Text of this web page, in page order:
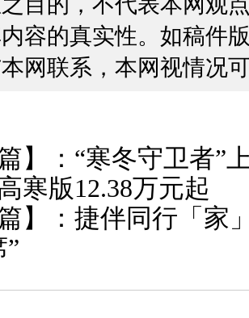
容的真实性。如稿件
网联系，本网视情况
】： “寒冬守卫者”
寒版12.38万元起
】： 捷伴同行「家